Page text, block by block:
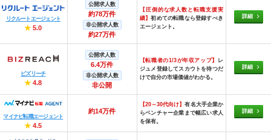
リクルートエージェント
★ 5.0
公開求人数
約78万件
非公開求人数
約27万件
【圧倒的な求人数と転職支援実
績】初めての転職なら登録すべき
エージェント。
詳細
ビズリーチ
★ 4.8
公開求人数
6.4万件
非公開求人数
非公開
【転職者の1/3が年収アップ】
レ
ジュメ登録してスカウトを待つだ
けで自分の市場価値がわかる。
詳細
マイナビ転職エージェント
★ 4.5
約14万件
【20～30代向け】有名大手企業か
らベンチャー企業まで幅広い求人
を保有。
詳細